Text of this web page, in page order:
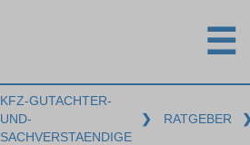
☰
KFZ-GUTACHTER-
UND-
SACHVERSTAENDIGE
❯ RATGEBER